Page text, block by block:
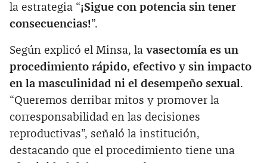
la estrategia “¡Sigue con potencia sin tener
consecuencias!”.
Según explicó el Minsa, la vasectomía es un
procedimiento rápido, efectivo y sin impacto
en la masculinidad ni el desempeño sexual .
“Queremos derribar mitos y promover la
corresponsabilidad en las decisiones
reproductivas”, señaló la institución,
destacando que el procedimiento tiene una